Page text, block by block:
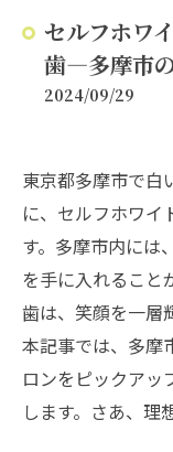
セルフホワ
歯―多摩市
2024/09/29
東京都多摩市で白
に、セルフホワイ
す。多摩市内には
を手に入れること
歯は、笑顔を一層
本記事では、多摩
ロンをピックアッ
します。さあ、理